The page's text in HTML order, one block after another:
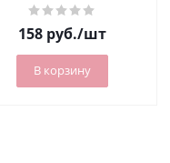
158 руб./шт
В корзину